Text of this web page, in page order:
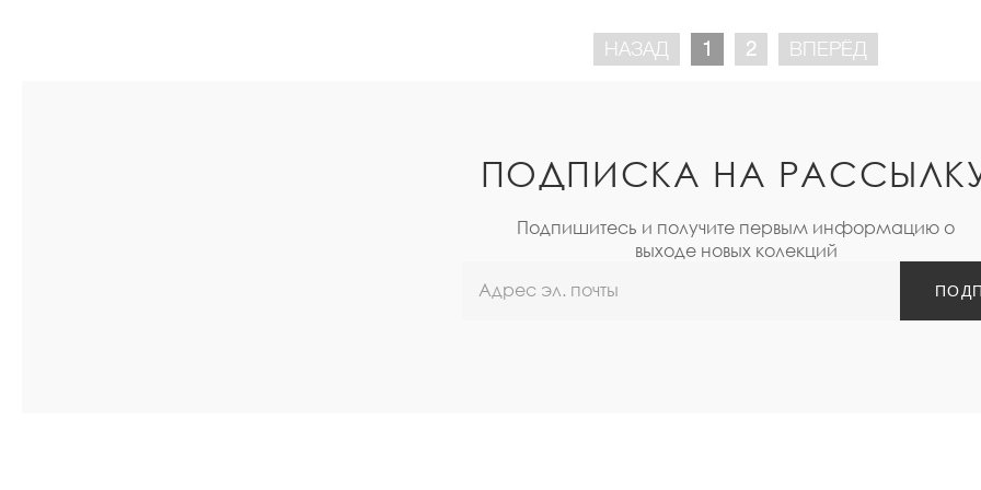
НАЗАД 1 2 ВПЕРЁД
ПОДПИСКА НА
Подпишитесь и получите первым информацию о
выходе новых колекций